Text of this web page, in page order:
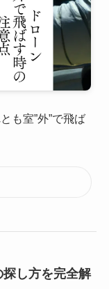
も室”外”で飛ば
探し方を完全解